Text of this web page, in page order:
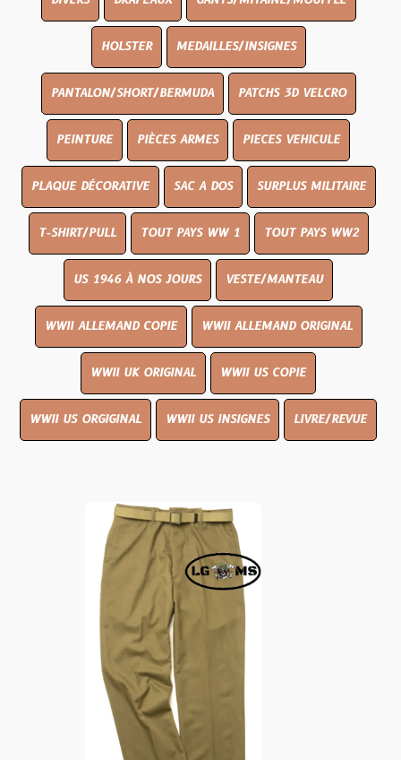
HOLSTER MEDAILLES/INSIGNES
PANTALON/SHORT/BERMUDA PATCHS 3D VELCRO
PEINTURE PIÈCES ARMES PIECES VEHICULE
PLAQUE DÉCORATIVE SAC A DOS SURPLUS MILITAIRE
T-SHIRT/PULL TOUT PAYS WW 1 TOUT PAYS WW2
US 1946 À NOS JOURS VESTE/MANTEAU
WWII ALLEMAND COPIE WWII ALLEMAND ORIGINAL
WWII UK ORIGINAL WWII US COPIE
WWII US ORGIGINAL WWII US INSIGNES LIVRE/REVUE